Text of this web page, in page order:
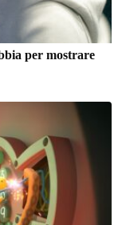
per mostrare